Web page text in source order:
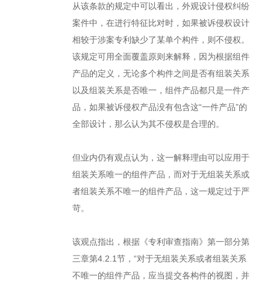
从该条款的规定中可以看出，外观设计侵权纠纷
案件中，在进行特征比对时，如果被诉侵权设计
相较于涉案专利缺少了某单个构件，则不侵权。
该规定可用全面覆盖原则来解释，因为根据组件
产品的定义，无论多个构件之间是否有组装关系
以及组装关系是否唯一，组件产品都只是一件产
品，如果被诉侵权产品没有包含这“一件产品”的
全部设计，那么认为其不侵权是合理的。
但业内仍有观点认为，这一解释理由可以应用于
组装关系唯一的组件产品，而对于无组装关系或
者组装关系不唯一的组件产品，这一规定过于严
苛。
该观点指出，根据《专利审查指南》第一部分第
三章第4.2.1节，“对于无组装关系或者组装关系
不唯一的组件产品，应当提交各构件的视图，并